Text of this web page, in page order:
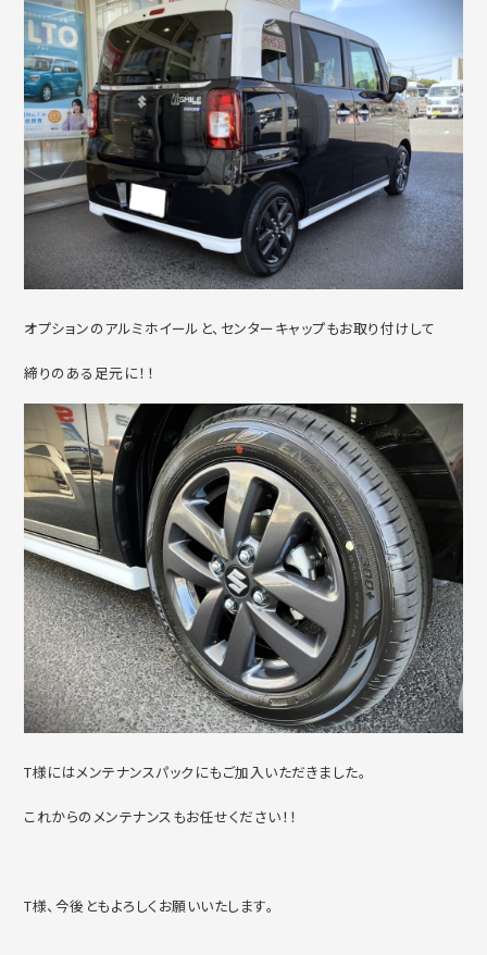
オプションのアルミホイールと、センターキャップもお取り付けして
締りのある足元に！！
T様にはメンテナンスパックにもご加入いただきました。
これからのメンテナンスもお任せください！！
T様、今後ともよろしくお願いいたします。